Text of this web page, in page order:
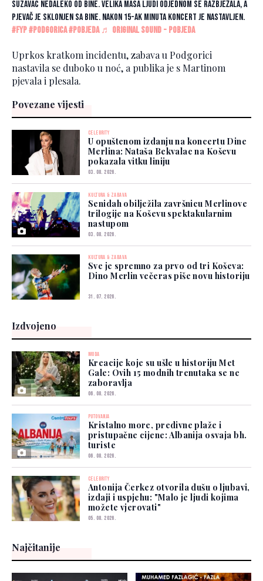
suzavac nedaleko od bine. Velika masa ljudi odjednom se razbježala, a
pjevač je sklonjen sa bine. Nakon 15-ak minuta koncert je nastavljen.
#fyp#podgorica#pobjeda ♬ original sound - Pobjeda
Uprkos kratkom incidentu, zabava u Podgorici
nastavila se duboko u noć, a publika je s Martinom
pjevala i plesala.
Povezane vijesti
CELEBRITY
U opuštenom izdanju na koncertu Dine
Merlina: Nataša Bekvalac na Koševu
pokazala vitku liniju
03. 08. 2026.
KULTURA & ZABAVA
Senidah obilježila završnicu Merlinove
trilogije na Koševu spektakularnim
nastupom
03. 08. 2026.
KULTURA & ZABAVA
Sve je spremno za prvo od tri Koševa:
Dino Merlin večeras piše novu historiju
31. 07. 2026.
Izdvojeno
MODA
Kreacije koje su ušle u historiju Met
Gale: Ovih 15 modnih trenutaka se ne
zaboravlja
06. 08. 2026.
PUTOVANJA
Kristalno more, predivne plaže i
pristupačne cijene: Albanija osvaja bh.
turiste
06. 08. 2026.
CELEBRITY
Antonija Čerkez otvorila dušu o ljubavi,
izdaji i uspjehu: "Malo je ljudi kojima
možete vjerovati"
05. 08. 2026.
Najčitanije